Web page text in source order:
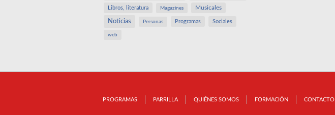
Libros, literatura Magazines Musicales
Noticias Personas Programas Sociales
web
PROGRAMAS PARRILLA QUIÉNES SOMOS FORMACIÓN CONTACTO